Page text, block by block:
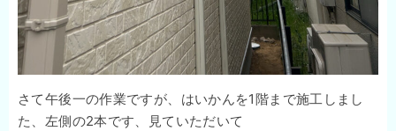
さて午後一の作業ですが、はいかんを1階まで施工しまし
た、左側の2本です、見ていただいて